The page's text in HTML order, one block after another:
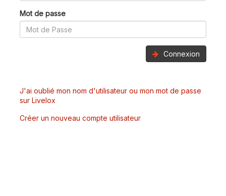
Mot de passe
Connexion
J'ai oublié mon nom d'utilisateur ou mon mot de passe
sur Livelox
Créer un nouveau compte utilisateur